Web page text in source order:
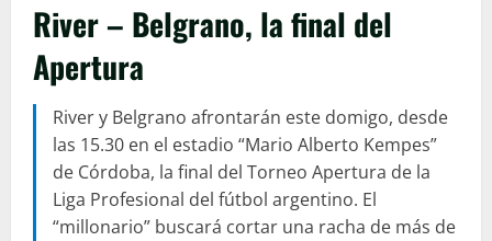
River – Belgrano, la final del
Apertura
River y Belgrano afrontarán este domigo, desde
las 15.30 en el estadio “Mario Alberto Kempes”
de Córdoba, la final del Torneo Apertura de la
Liga Profesional del fútbol argentino. El
“millonario” buscará cortar una racha de más de